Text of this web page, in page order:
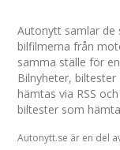
Autonytt samlar de
bilfilmerna från
samma ställe för
Bilnyheter,
hämtas via RSS
biltester som
Autonytt.se är en del